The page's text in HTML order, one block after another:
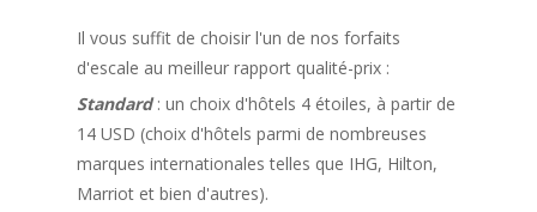
Il vous suffit de choisir l'un de nos forfaits
d'escale au meilleur rapport qualité-prix :
Standard: un choix d'hôtels 4 étoiles, à partir de
14 USD (choix d'hôtels parmi de nombreuses
marques internationales telles que IHG, Hilton,
Marriot et bien d'autres).